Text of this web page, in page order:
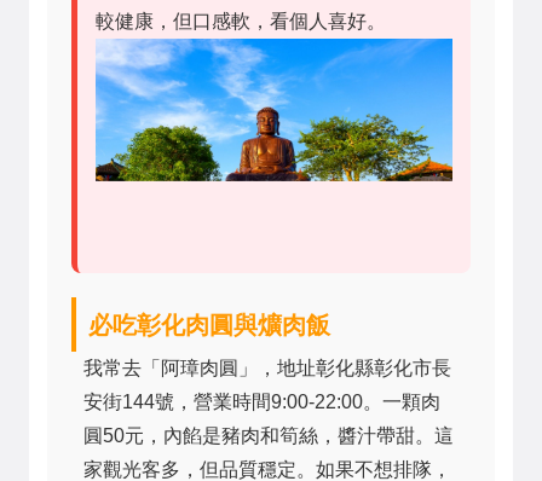
較健康，但口感軟，看個人喜好。
必吃彰化肉圓與爌肉飯
我常去「阿璋肉圓」，地址彰化縣彰化市長
安街144號，營業時間9:00-22:00。一顆肉
圓50元，內餡是豬肉和筍絲，醬汁帶甜。這
家觀光客多，但品質穩定。如果不想排隊，